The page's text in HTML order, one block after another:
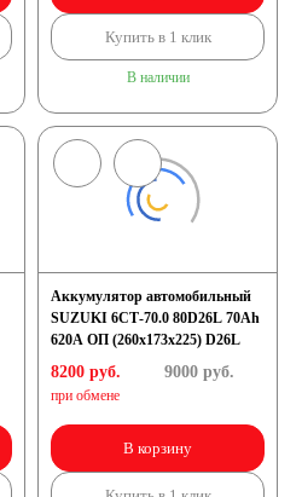
Купить в 1 клик
В наличии
Аккумулятор автомобильный
SUZUKI 6СТ-70.0 80D26L 70Ah
620A ОП (260х173х225) D26L
8200 руб.
при обмене
9000руб.
В корзину